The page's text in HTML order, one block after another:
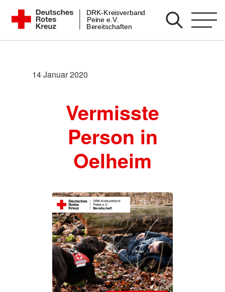
Zum
Inhalt
springen
DRK Bereitschaft Peine
Bereitschaften
Peine e.V.
DRK-Kreisverband
14 Januar 2020
Vermisste
Person in
Oelheim